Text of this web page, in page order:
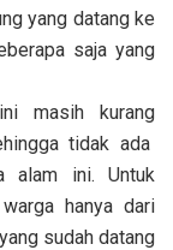
yang datang ke
saja yang
masih kurang
tidak ada
alam ini. Untuk
hanya dari
sudah datang